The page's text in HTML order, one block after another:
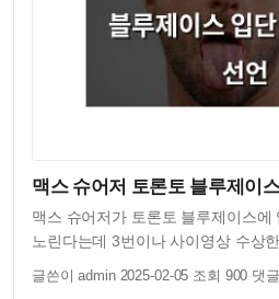
맥스 슈어저 토론토 블루제이
맥스 슈어저가 토론토 블루제이스에
노린다는데 3번이나 사이영상 수상
이슈임 그런데 슈어저 나이 41살인
경기력이 괜찮은 걸로 알려져 있음
글쓴이 admin·2025-02-05·조회 900·댓